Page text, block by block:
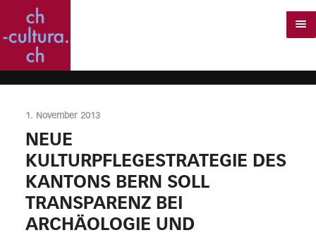
1. November 2013
NEUE
KULTURPFLEGESTRATEGIE DES
KANTONS BERN SOLL
TRANSPARENZ BEI
ARCHÄOLOGIE UND